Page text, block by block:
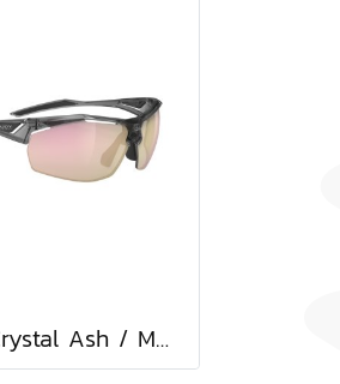
Sydus Crystal Ash / Multilaser Rose Gold